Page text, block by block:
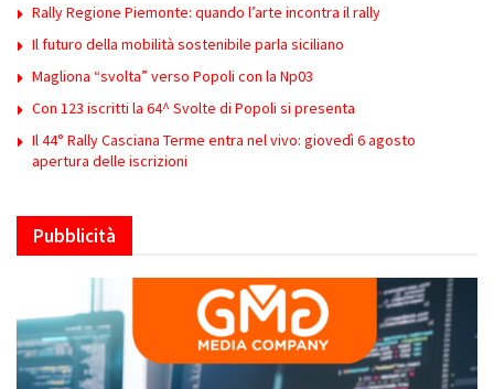
Rally Regione Piemonte: quando l’arte incontra il rally
Il futuro della mobilità sostenibile parla siciliano
Magliona “svolta” verso Popoli con la Np03
Con 123 iscritti la 64^ Svolte di Popoli si presenta
Il 44° Rally Casciana Terme entra nel vivo: giovedì 6 agosto
apertura delle iscrizioni
Pubblicità